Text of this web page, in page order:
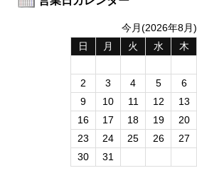
今月(2026年8月)
日
月 火 水 木
2
3 4 5 6
9
10 11 12 13
16
17 18 19 20
23
24 25 26 27
30
31